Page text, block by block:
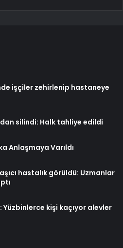
işçiler zehirlenip hastaneye
silindi: Halk tahliye edildi
Anlaşmaya Varıldı
hastalık görüldü: Uzmanlar
Yüzbinlerce kişi kaçıyor alevler